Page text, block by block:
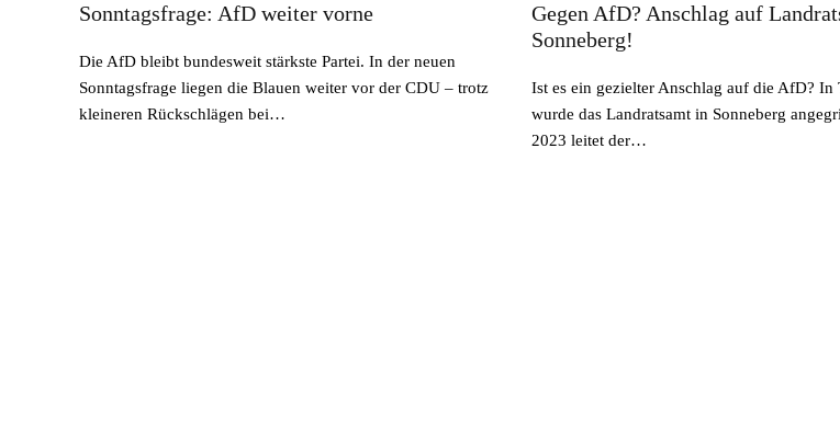
Sonntagsfrage: AfD weiter vorne
Die AfD bleibt bundesweit stärkste Partei. In der neuen
Sonntagsfrage liegen die Blauen weiter vor der CDU – trotz
kleineren Rückschlägen bei…
Gegen AfD? Anschlag auf
Sonneberg!
Ist es ein gezielter Anschlag auf die AfD? In
wurde das Landratsamt in Sonneberg
2023 leitet der…